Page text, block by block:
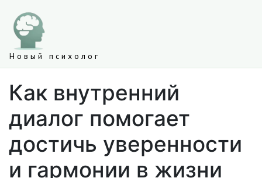
Новый психолог
Как внутренний
диалог помогает
достичь уверенности
и гармонии в жизни